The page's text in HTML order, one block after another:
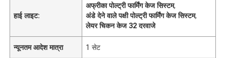
हाई लाइट:
अफ्रीका पोल्ट्री फार्मिंग केज सिस्टम,
अंडे देने वाले पक्षी पोल्ट्री फार्मिंग केज सिस्टम,
लेयर चिकन केज 32 दरवाजे
न्यूनतम आदेश मात्रा 1 सेट